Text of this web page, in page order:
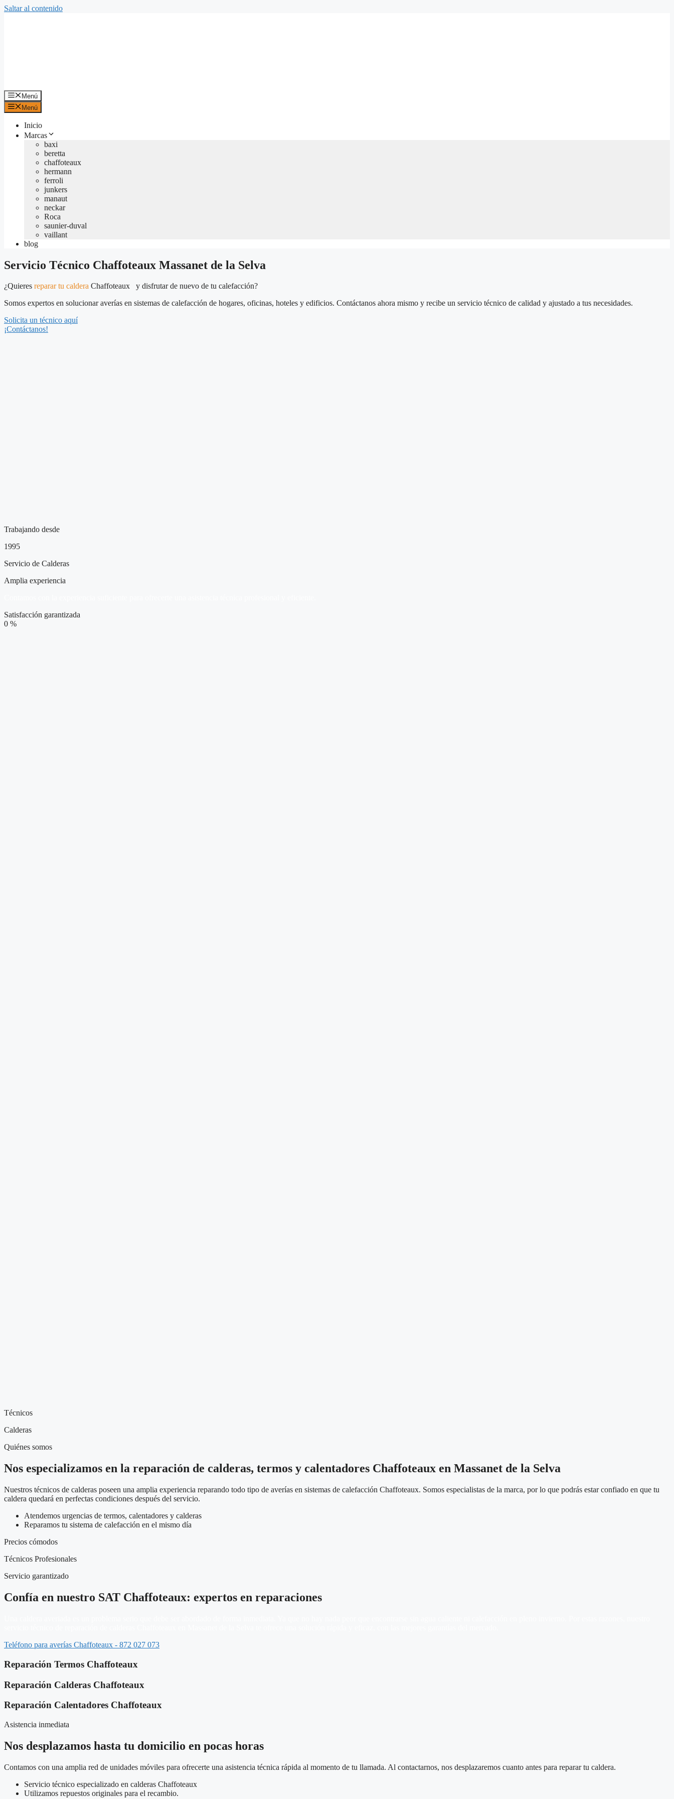
Saltar al contenido
Menú
Menú
Inicio
Marcas
baxi
beretta
chaffoteaux
hermann
ferroli
junkers
manaut
neckar
Roca
saunier-duval
vaillant
blog
Servicio Técnico Chaffoteaux Massanet de la Selva
¿Quieres reparar tu caldera Chaffoteaux y disfrutar de nuevo de tu calefacción?
Somos expertos en solucionar averías en sistemas de calefacción de hogares, oficinas, hoteles y edificios. Contáctanos ahora mismo y recibe un servicio técnico de calidad y ajustado a tus necesidades.
Solicita un técnico aquí
¡Contáctanos!
Trabajando desde
1995
Servicio de Calderas
Amplia experiencia
Satisfacción garantizada
0 %
Técnicos
Calderas
Quiénes somos
Nos especializamos en la reparación de calderas, termos y calentadores Chaffoteaux en Massanet de la Selva
Nuestros técnicos de calderas poseen una amplia experiencia reparando todo tipo de averías en sistemas de calefacción Chaffoteaux. Somos especialistas de la marca, por lo que podrás estar confiado en que tu
caldera quedará en perfectas condiciones después del servicio.
Atendemos urgencias de termos, calentadores y calderas
Reparamos tu sistema de calefacción en el mismo día
Precios cómodos
Técnicos Profesionales
Servicio garantizado
Confía en nuestro SAT Chaffoteaux: expertos en reparaciones
Teléfono para averías Chaffoteaux - 872 027 073
Reparación Termos Chaffoteaux
Reparación Calderas Chaffoteaux
Reparación Calentadores Chaffoteaux
Asistencia inmediata
Nos desplazamos hasta tu domicilio en pocas horas
Contamos con una amplia red de unidades móviles para ofrecerte una asistencia técnica rápida al momento de tu llamada. Al contactarnos, nos desplazaremos cuanto antes para reparar tu caldera.
Servicio técnico especializado en calderas Chaffoteaux
Utilizamos repuestos originales para el recambio.